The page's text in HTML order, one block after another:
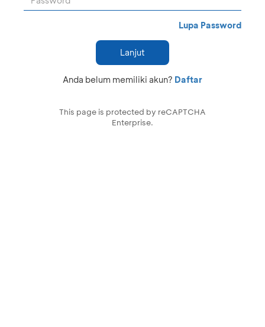
Lupa Password
Lanjut
Anda belum memiliki akun? Daftar
This page is protected by reCAPTCHA
Enterprise.